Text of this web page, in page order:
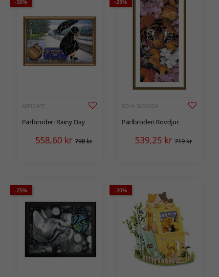
-30%
ABRIS ART
Pärlbroderi Rainy Day
558,60 kr 798 kr
-25%
NOVA SLOBODA
Pärlbroderi Rovdjur
539,25 kr 719 kr
-25% -20%